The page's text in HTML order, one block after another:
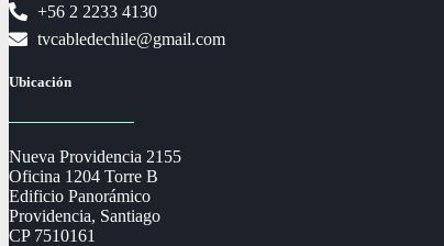
+56 2 2233 4130
tvcabledechile@gmail.com
Ubicación
Nueva Providencia 2155
Oficina 1204 Torre B
Edificio Panorámico
Providencia, Santiago
CP 7510161